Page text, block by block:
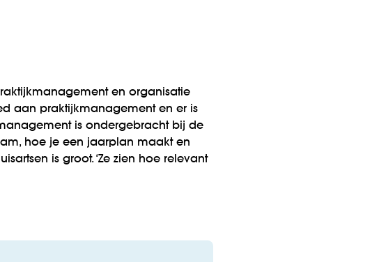
en organisatie
aan praktijkmanagement en er is
is ondergebracht bij de
hoe je een jaarplan maakt en
is groot. ‘Ze zien hoe relevant